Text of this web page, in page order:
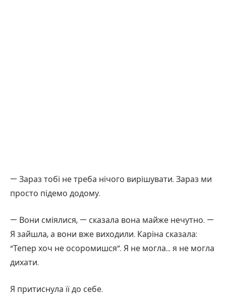
— Зараз тобі не треба нічого вирішувати. Зараз ми
просто підемо додому.
— Вони сміялися, — сказала вона майже нечутно. —
Я зайшла, а вони вже виходили. Каріна сказала:
“Тепер хоч не осоромишся”. Я не могла… я не могла
дихати.
Я притиснула її до себе.